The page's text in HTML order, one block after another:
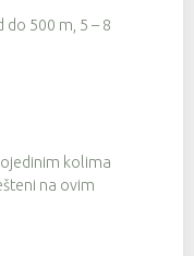
do 500 m, 5 – 8
kolima
na ovim